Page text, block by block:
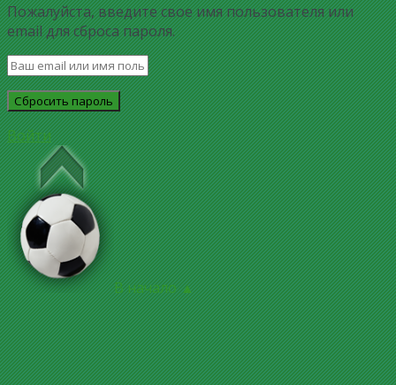
Пожалуйста, введите свое имя пользователя или
email для сброса пароля.
Войти
В начало ▲